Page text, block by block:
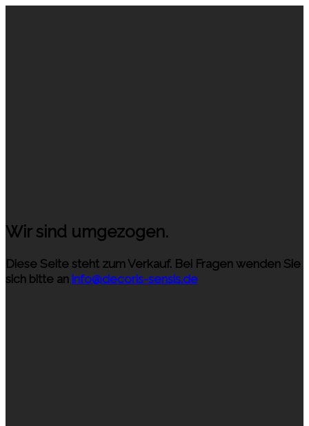
Wir sind umgezogen.
Diese Seite steht zum Verkauf. Bei Fragen wenden Sie
sich bitte an info@decoris-sensis.de